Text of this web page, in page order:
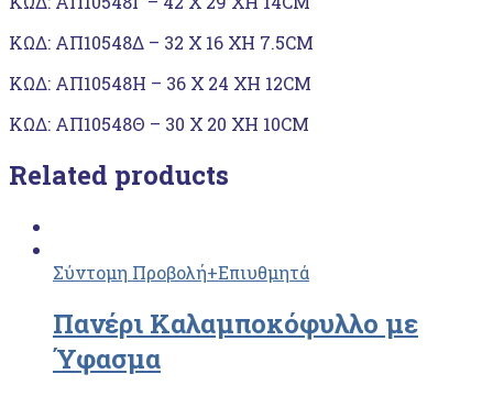
ΚΩΔ: ΑΠ10548Δ – 32 Χ 16 ΧΗ 7.5CM
KΩΔ: ΑΠ10548Η – 36 Χ 24 ΧH 12CM
KΩΔ: ΑΠ10548Θ – 30 Χ 20 ΧΗ 10CM
Related products
Σύντομη Προβολή+Επιυθμητά
Πανέρι Καλαμποκόφυλλο με
Ύφασμα